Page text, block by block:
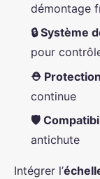
démontage
🔒 Système
pour
⛑️
continue
🛡️
antichute
Intégrer l’